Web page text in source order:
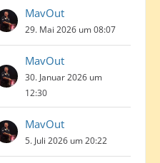
MavOut
29. Mai 2026 um 08:07
MavOut
30. Januar 2026 um
12:30
MavOut
5. Juli 2026 um 20:22